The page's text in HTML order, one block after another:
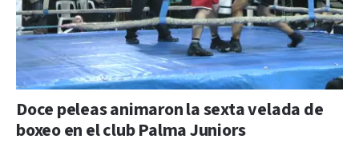
Doce peleas animaron la sexta velada de
boxeo en el club Palma Juniors